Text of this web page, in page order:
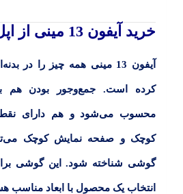
خرید آیفون 13 مینی از اپل استور
آیفون 13 مینی همه چیز را در
کرده است. جمع‌و‌جور بودن هم
محسوب می‌شود و هم دارای
کوچک و صفحه نمایش کوچک
گوشی شناخته شود. این گوشی
انتخاب یک محصول با ابعاد مناسب